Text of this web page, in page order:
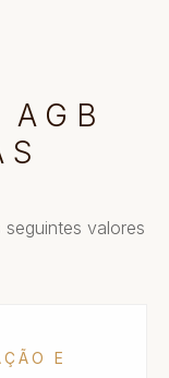
valores
E